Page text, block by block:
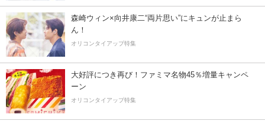
森崎ウィン×向井康二“両片思い”にキュンが止まら
ん！
オリコンタイアップ特集
大好評につき再び！ファミマ名物45％増量キャンペ
ーン
オリコンタイアップ特集